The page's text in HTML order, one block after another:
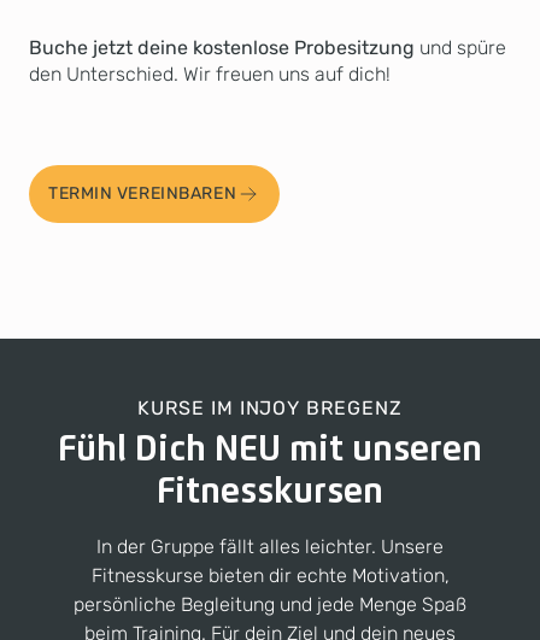
Buche jetzt deine kostenlose Probesitzung und spüre
den Unterschied. Wir freuen uns auf dich!
TERMIN VEREINBAREN
KURSE IM INJOY BREGENZ
Fühl Dich NEU mit unseren
Fitnesskursen
In der Gruppe fällt alles leichter. Unsere
Fitnesskurse bieten dir echte Motivation,
persönliche Begleitung und jede Menge Spaß
beim Training. Für dein Ziel und dein neues